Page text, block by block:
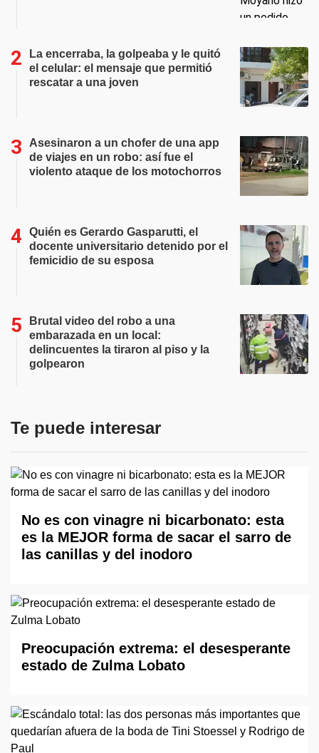
La encerraba, la golpeaba y le quitó
el celular: el mensaje que permitió
rescatar a una joven
Asesinaron a un chofer de una app
de viajes en un robo: así fue el
violento ataque de los motochorros
Quién es Gerardo Gasparutti, el
docente universitario detenido por el
femicidio de su esposa
Brutal video del robo a una
embarazada en un local:
delincuentes la tiraron al piso y la
golpearon
Te puede interesar
No es con vinagre ni bicarbonato: esta
es la MEJOR forma de sacar el sarro de
las canillas y del inodoro
Preocupación extrema: el desesperante
estado de Zulma Lobato